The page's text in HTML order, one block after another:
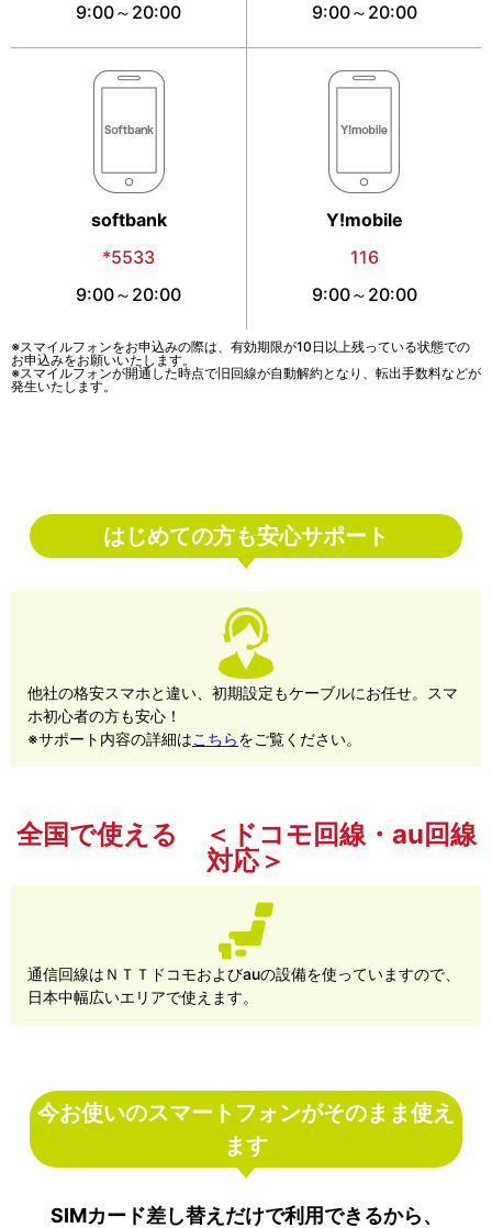
9:00～20:00
9:00～20:00
softbank
*5533
9:00～20:00
Y!mobile
116
9:00～20:00
※スマイルフォンをお申込みの際は、有効期限が10日以上残っている状態での
お申込みをお願いいたします。
※スマイルフォンが開通した時点で旧回線が自動解約となり、転出手数料などが
発生いたします。
はじめての方も安心サポート
他社の格安スマホと違い、初期設定もケーブルにお任せ。スマ
ホ初心者の方も安心！
※サポート内容の詳細はこちらをご覧ください。
全国で使える ＜ドコモ回線・au回線
対応＞
通信回線はＮＴＴドコモおよびauの設備を使っていますので、
日本中幅広いエリアで使えます。
今お使いのスマートフォンがそのまま使え
ます
SIMカード差し替えだけで利用できるから、